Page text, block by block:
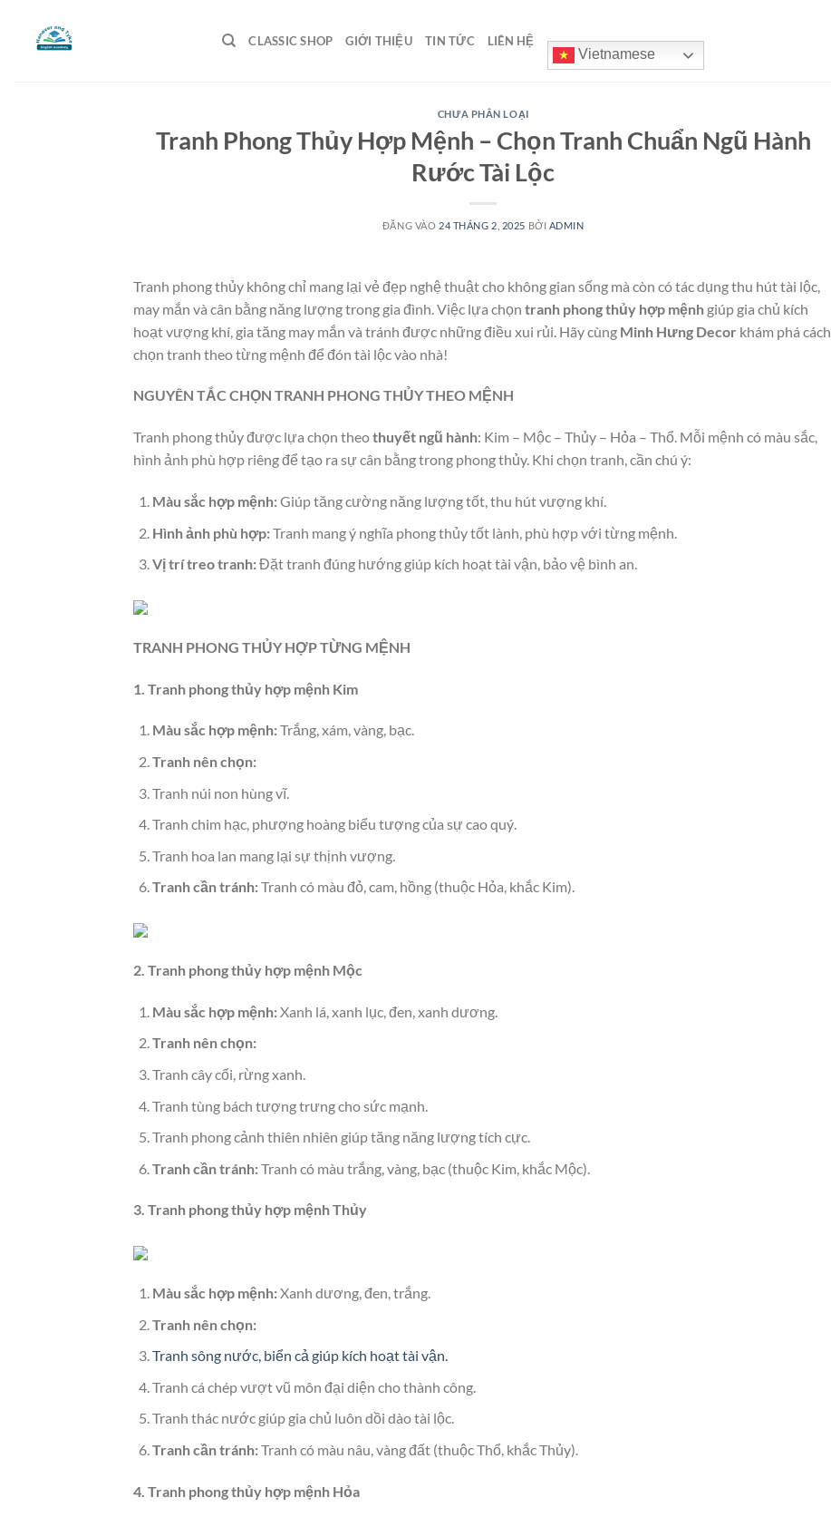
CLASSIC SHOP GIỚI THIỆU TIN TỨC LIÊN HỆ
Vietnamese
CHƯA PHÂN LOẠI
Tranh Phong Thủy Hợp Mệnh – Chọn Tranh Chuẩn Ngũ Hành
Rước Tài Lộc
ĐĂNG VÀO 24 THÁNG 2, 2025 BỞI ADMIN
Tranh phong thủy không chỉ mang lại vẻ đẹp nghệ thuật cho không gian sống mà còn có tác dụng thu hút tài lộc,
may mắn và cân bằng năng lượng trong gia đình. Việc lựa chọn tranh phong thủy hợp mệnh giúp gia chủ kích
hoạt vượng khí, gia tăng may mắn và tránh được những điều xui rủi. Hãy cùng Minh Hưng Decor khám phá cách
chọn tranh theo từng mệnh để đón tài lộc vào nhà!
NGUYÊN TẮC CHỌN TRANH PHONG THỦY THEO MỆNH
Tranh phong thủy được lựa chọn theothuyết ngũ hành: Kim – Mộc – Thủy – Hỏa – Thổ. Mỗi mệnh có màu sắc,
hình ảnh phù hợp riêng để tạo ra sự cân bằng trong phong thủy. Khi chọn tranh, cần chú ý:
Màu sắc hợp mệnh:Giúp tăng cường năng lượng tốt, thu hút vượng khí.
Hình ảnh phù hợp:Tranh mang ý nghĩa phong thủy tốt lành, phù hợp với từng mệnh.
Vị trí treo tranh:Đặt tranh đúng hướng giúp kích hoạt tài vận, bảo vệ bình an.
TRANH PHONG THỦY HỢP TỪNG MỆNH
1. Tranh phong thủy hợp mệnh Kim
Màu sắc hợp mệnh:Trắng, xám, vàng, bạc.
Tranh nên chọn:
Tranh núi non hùng vĩ.
Tranh chim hạc, phượng hoàng biểu tượng của sự cao quý.
Tranh hoa lan mang lại sự thịnh vượng.
Tranh cần tránh:Tranh có màu đỏ, cam, hồng (thuộc Hỏa, khắc Kim).
2. Tranh phong thủy hợp mệnh Mộc
Màu sắc hợp mệnh:Xanh lá, xanh lục, đen, xanh dương.
Tranh nên chọn:
Tranh cây cối, rừng xanh.
Tranh tùng bách tượng trưng cho sức mạnh.
Tranh phong cảnh thiên nhiên giúp tăng năng lượng tích cực.
Tranh cần tránh:Tranh có màu trắng, vàng, bạc (thuộc Kim, khắc Mộc).
3. Tranh phong thủy hợp mệnh Thủy
Màu sắc hợp mệnh:Xanh dương, đen, trắng.
Tranh nên chọn:
Tranh sông nước, biển cả giúp kích hoạt tài vận.
Tranh cá chép vượt vũ môn đại diện cho thành công.
Tranh thác nước giúp gia chủ luôn dồi dào tài lộc.
Tranh cần tránh:Tranh có màu nâu, vàng đất (thuộc Thổ, khắc Thủy).
4. Tranh phong thủy hợp mệnh Hỏa